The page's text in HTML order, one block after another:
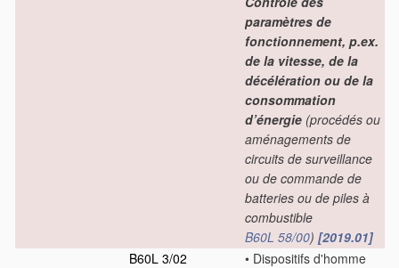
paramètres de
fonctionnement, p.ex.
de la vitesse, de la
décélération ou de la
consommation
d’énergie (procédés ou
aménagements de
circuits de surveillance
ou de commande de
batteries ou de piles à
combustible
B60L 58/00) [2019.01]
B60L 3/02
• Dispositifs d'homme